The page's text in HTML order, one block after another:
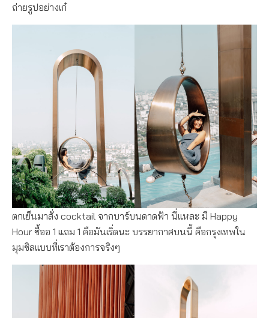
ถ่ายรูปอย่างเก๋
ตกเย็นมาสั่ง cocktail จากบาร์บนดาดฟ้า นี่แหละ มี Happy
Hour ซื้ออ 1 แถม 1 คือมันเริ่ดนะ บรรยากาศบนนี้ คือกรุงเทพใน
มุมชิลแบบที่เราต้องการจริงๆ